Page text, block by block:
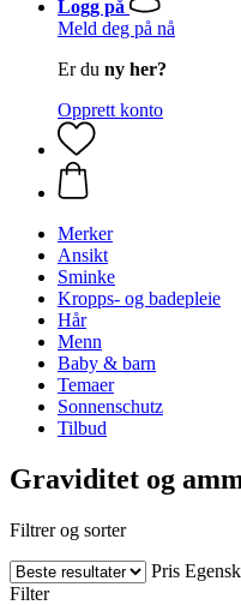
Logg på
Meld deg på nå
Er du ny her?
Opprett konto
Merker
Ansikt
Sminke
Kropps- og badepleie
Hår
Menn
Baby & barn
Temaer
Sonnenschutz
Tilbud
Graviditet og
Filtrer og sorter
Pris
Filter